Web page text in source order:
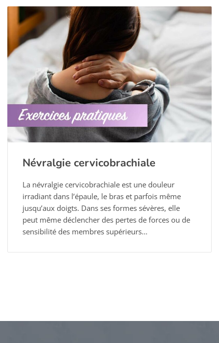
Névralgie cervicobrachiale
La névralgie cervicobrachiale est une douleur
irradiant dans l’épaule, le bras et parfois même
jusqu’aux doigts. Dans ses formes sévères, elle
peut même déclencher des pertes de forces ou de
sensibilité des membres supérieurs…